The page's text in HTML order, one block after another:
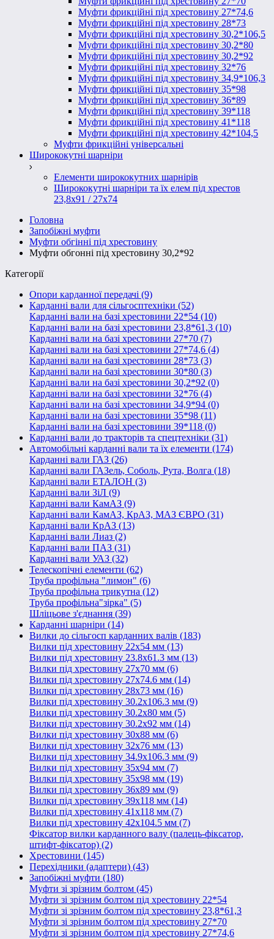
Муфти фрикційні під хрестовину 27*74,6
Муфти фрикційні під хрестовину 28*73
Муфти фрикційні під хрестовину 30,2*106,5
Муфти фрикційні під хрестовину 30,2*80
Муфти фрикційні під хрестовину 30,2*92
Муфти фрикційні під хрестовину 32*76
Муфти фрикційні під хрестовину 34,9*106,3
Муфти фрикційні під хрестовину 35*98
Муфти фрикційні під хрестовину 36*89
Муфти фрикційні під хрестовину 39*118
Муфти фрикційні під хрестовину 41*118
Муфти фрикційні під хрестовину 42*104,5
Муфти фрикційні універсальні
Ширококутні шарніри
Елементи ширококутних шарнірів
Ширококутні шарніри та їх елем під хрестов
23,8х91 / 27x74
Головна
Запобіжні муфти
Муфти обгінні під хрестовину
Муфти обгонні під хрестовину 30,2*92
Категорії
Опори карданної передачі (9)
Карданні вали для сільгосптехніки (52)
Карданні вали на базі хрестовини 22*54 (10)
Карданні вали на базі хрестовини 23,8*61,3 (10)
Карданні вали на базі хрестовини 27*70 (7)
Карданні вали на базі хрестовини 27*74,6 (4)
Карданні вали на базі хрестовини 28*73 (3)
Карданні вали на базі хрестовини 30*80 (3)
Карданні вали на базі хрестовини 30,2*92 (0)
Карданні вали на базі хрестовини 32*76 (4)
Карданні вали на базі хрестовини 34,9*94 (0)
Карданні вали на базі хрестовини 35*98 (11)
Карданні вали на базі хрестовини 39*118 (0)
Карданні вали до тракторів та спецтехніки (31)
Автомобільні карданні вали та їх елементи (174)
Карданні вали ГАЗ (26)
Карданні вали ГАЗель, Соболь, Рута, Волга (18)
Карданні вали ЕТАЛОН (3)
Карданні вали ЗіЛ (9)
Карданні вали КамАЗ (9)
Карданні вали КамАЗ, КрАЗ, МАЗ ЄВРО (31)
Карданні вали КрАЗ (13)
Карданні вали Лиаз (2)
Карданні вали ПАЗ (31)
Карданні вали УАЗ (32)
Телескопічні елементи (62)
Труба профільна "лимон" (6)
Труба профільна трикутна (12)
Труба профільна"зірка" (5)
Шліцьове з'єднання (39)
Карданні шарніри (14)
Вилки до сільгосп карданних валів (183)
Вилки під хрестовину 22х54 мм (13)
Вилки під хрестовину 23.8х61.3 мм (13)
Вилки під хрестовину 27х70 мм (6)
Вилки під хрестовину 27х74.6 мм (14)
Вилки під хрестовину 28х73 мм (16)
Вилки під хрестовину 30.2х106.3 мм (9)
Вилки під хрестовину 30.2х80 мм (5)
Вилки під хрестовину 30.2х92 мм (14)
Вилки під хрестовину 30х88 мм (6)
Вилки під хрестовину 32х76 мм (13)
Вилки під хрестовину 34.9х106.3 мм (9)
Вилки під хрестовину 35х94 мм (7)
Вилки під хрестовину 35х98 мм (19)
Вилки під хрестовину 36х89 мм (9)
Вилки під хрестовину 39х118 мм (14)
Вилки під хрестовину 41х118 мм (7)
Вилки під хрестовину 42х104.5 мм (7)
Фіксатор вилки карданного валу (палець-фіксатор,
штифт-фіксатор) (2)
Хрестовини (145)
Перехідники (адаптери) (43)
Запобіжні муфти (180)
Муфти зі зрізним болтом (45)
Муфти зі зрізним болтом під хрестовину 22*54
Муфти зі зрізним болтом під хрестовину 23,8*61,3
Муфти зі зрізним болтом під хрестовину 27*70
Муфти зі зрізним болтом під хрестовину 27*74,6